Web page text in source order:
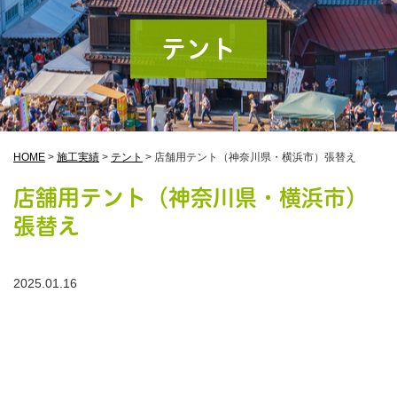
テント
HOME > 施工実績 > テント > 店舗用テント（神奈川県・横浜市）張替え
店舗用テント（神奈川県・横浜市）
張替え
2025.01.16